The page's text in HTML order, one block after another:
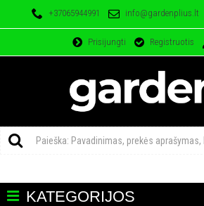
+37065944991 info@gardenplius.lt
Prisijungti Registruotis
KATEGORIJOS